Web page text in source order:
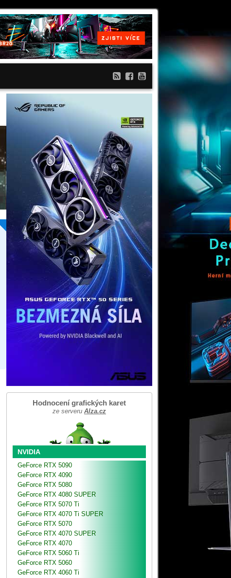
Hodnocení grafických karet
ze serveru Alza.cz
NVIDIA
GeForce RTX 5090
GeForce RTX 4090
GeForce RTX 5080
GeForce RTX 4080 SUPER
GeForce RTX 5070 Ti
GeForce RTX 4070 Ti SUPER
GeForce RTX 5070
GeForce RTX 4070 SUPER
GeForce RTX 4070
GeForce RTX 5060 Ti
GeForce RTX 5060
GeForce RTX 4060 Ti